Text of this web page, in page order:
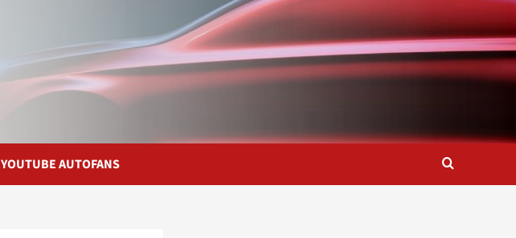
YOUTUBE AUTOFANS